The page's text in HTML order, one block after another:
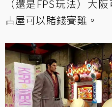
（還是FPS玩法）大
古屋可以賭錢賽雞。